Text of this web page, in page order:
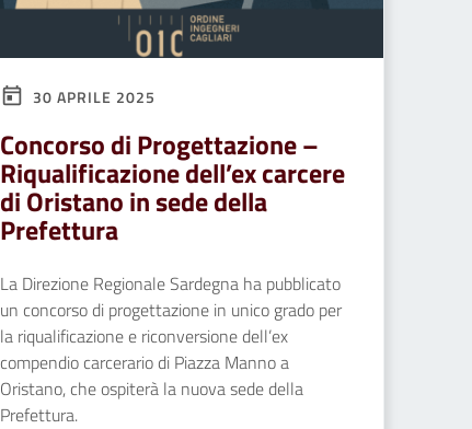
30 APRILE 2025
Concorso di Progettazione –
Riqualificazione dell’ex carcere
di Oristano in sede della
Prefettura
La Direzione Regionale Sardegna ha pubblicato
un concorso di progettazione in unico grado per
la riqualificazione e riconversione dell’ex
compendio carcerario di Piazza Manno a
Oristano, che ospiterà la nuova sede della
Prefettura.